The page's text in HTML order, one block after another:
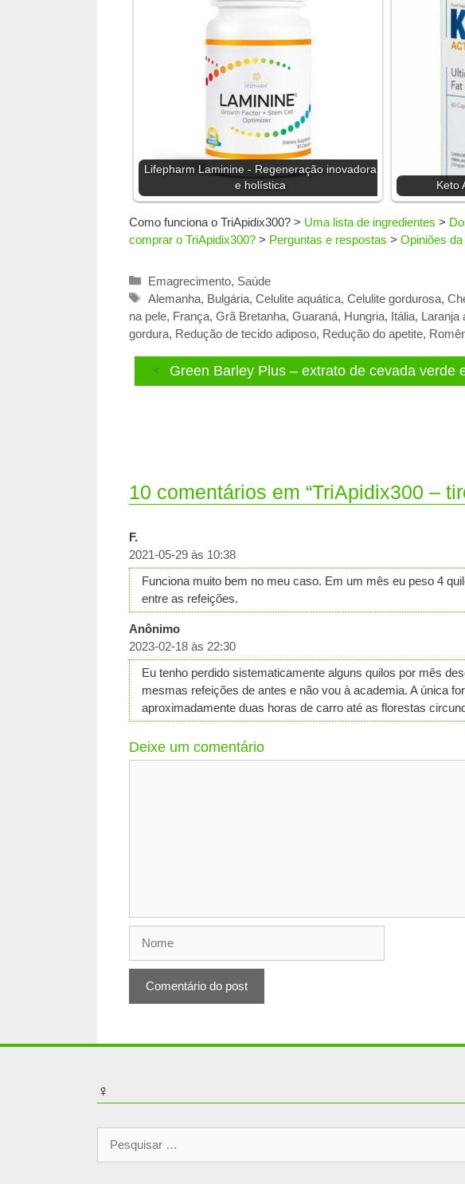
Lifepharm Laminine - Regeneração inovadora
e holística
Keto
Como funciona o TriApidix300? > Uma lista de ingredientes >
comprar o TriApidix300? > Perguntas e respostas > Opiniões
Categorias
Emagrecimento, Saúde
Tags
Alemanha, Bulgária, Celulite aquática, Celulite gordurosa,
na pele, França, Grã Bretanha, Guaraná, Hungria, Itália, Laranja
gordura, Redução de tecido adiposo, Redução do apetite,
Green Barley Plus – extrato de cevada verde
10 comentários em “TriApidix300 –
F.
2021-05-29 às 10:38
Funciona muito bem no meu caso. Em um mês eu peso 4
entre as refeições.
Anônimo
2023-02-18 às 22:30
Eu tenho perdido sistematicamente alguns quilos por mês
mesmas refeições de antes e não vou à academia. A única
aproximadamente duas horas de carro até as florestas
Deixe um comentário
♀
Pesquisar